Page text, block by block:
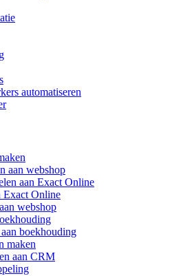
automatiseren
aan webshop
aan Exact Online
Exact Online
webshop
boekhouding
maken
aan CRM